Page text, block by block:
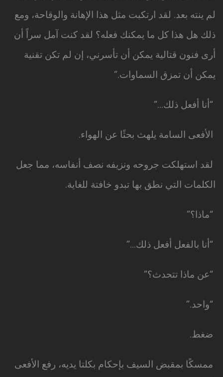
لم ينته بعد. لقد ارتكبت مثل هذا الإهانة والوقاحة، ومع
ذلك هل هذا كل ما يمكنك فعله؟ لقد كنت آمل سراً أن
أرى فنون قتالية يمكن أن تأسرني، إن لم تكن تقنية
يمكن أن تمزق السماوات.”
“أنا أفعل ذلك…”
الأفعى السامة يلهث بحثًا عن الهواء.
لقد استهلكت جروحه ونزيفه نصف أنفاسه، مما جعل
الكلمات التي نطق بها تبدو خافتة للغاية.
“ماذا؟”
“أنا بالفعل أفعل ذلك…”
“عن ماذا تتحدث؟”
“واحد.”
ضغط.
ممسكًا بمقبض السيف بإحكام بكلتا يديه، رفع الأفعى